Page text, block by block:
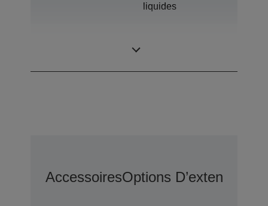
liquides
AccessoiresOptions D’extension